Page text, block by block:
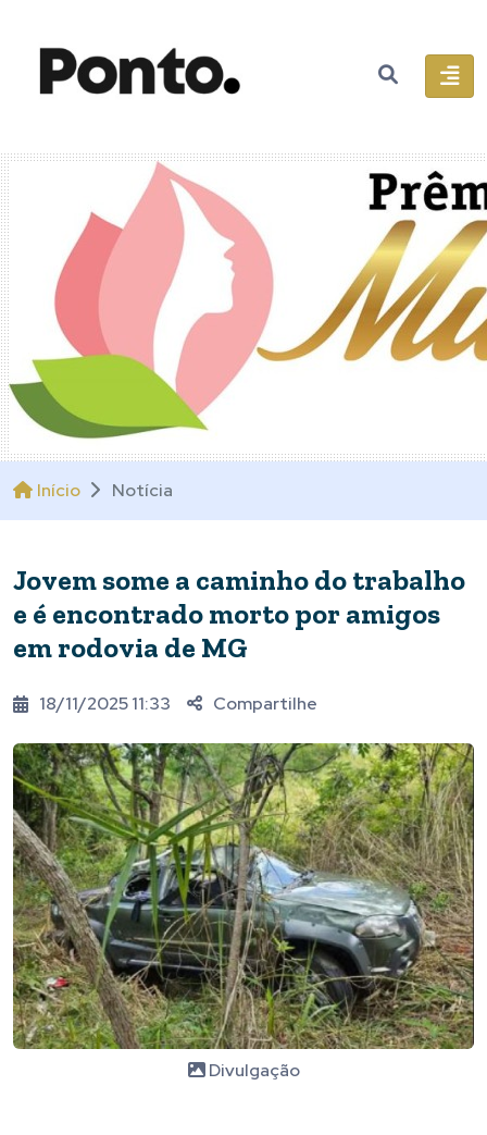
Início Notícia
Jovem some a caminho do trabalho
e é encontrado morto por amigos
em rodovia de MG
18/11/2025 11:33 Compartilhe
Divulgação